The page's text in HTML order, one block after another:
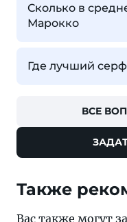
Сколько в
Марокко
Где лучший
ВСЕ
Также
Вас также могут